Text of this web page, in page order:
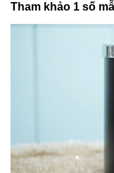
Tham khảo 1 số